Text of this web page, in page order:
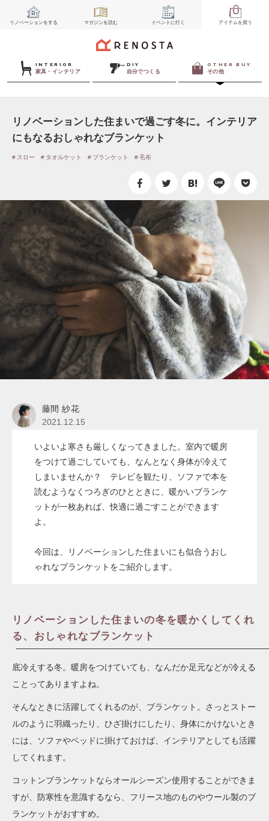
リノベーションをする マガジンを読む イベント に行く アイテムを買う
INTERIOR
家具・インテリア
DIY
自分でつくる
OTHER BUY
その他
リノベーションした住まいで過ごす冬に。インテリア
にもなるおしゃれなブランケット
スロー タオルケット ブランケット 毛布
藤間 紗花
2021.12.15
いよいよ寒さも厳しくなってきました。室内で暖房
をつけて過ごしていても、なんとなく身体が冷えて
しまいませんか？ テレビを観たり、ソファで本を
読むようなくつろぎのひとときに、暖かいブランケ
ットが一枚あれば、快適に過ごすことができます
よ。
今回は、リノベーションした住まいにも似合うおし
ゃれなブランケットをご紹介します。
リノベーションした住まいの冬を暖かくしてくれ
る、おしゃれなブランケット
底冷えする冬。暖房をつけていても、なんだか足元などが冷える
ことってありますよね。
そんなときに活躍してくれるのが、ブランケット。さっとストー
ルのように羽織ったり、ひざ掛けにしたり、身体にかけないとき
には、ソファやベッドに掛けておけば、インテリアとしても活躍
してくれます。
コットンブランケットならオールシーズン使用することができま
すが、防寒性を意識するなら、フリース地のものやウール製のブ
ランケットがおすすめ。